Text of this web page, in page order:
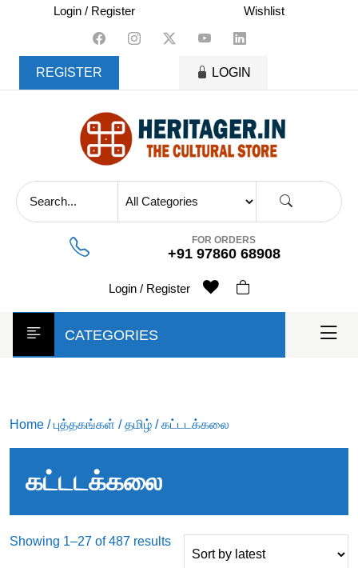
content
Login / Register Wishlist
REGISTER LOGIN
FOR ORDERS
+91 97860 68908
Login / Register
CATEGORIES
Home /புத்தகங்கள் /தமிழ் / கட்டடக்கலை
கட்டடக்கலை
Showing 1–27 of 487 resultsSorted